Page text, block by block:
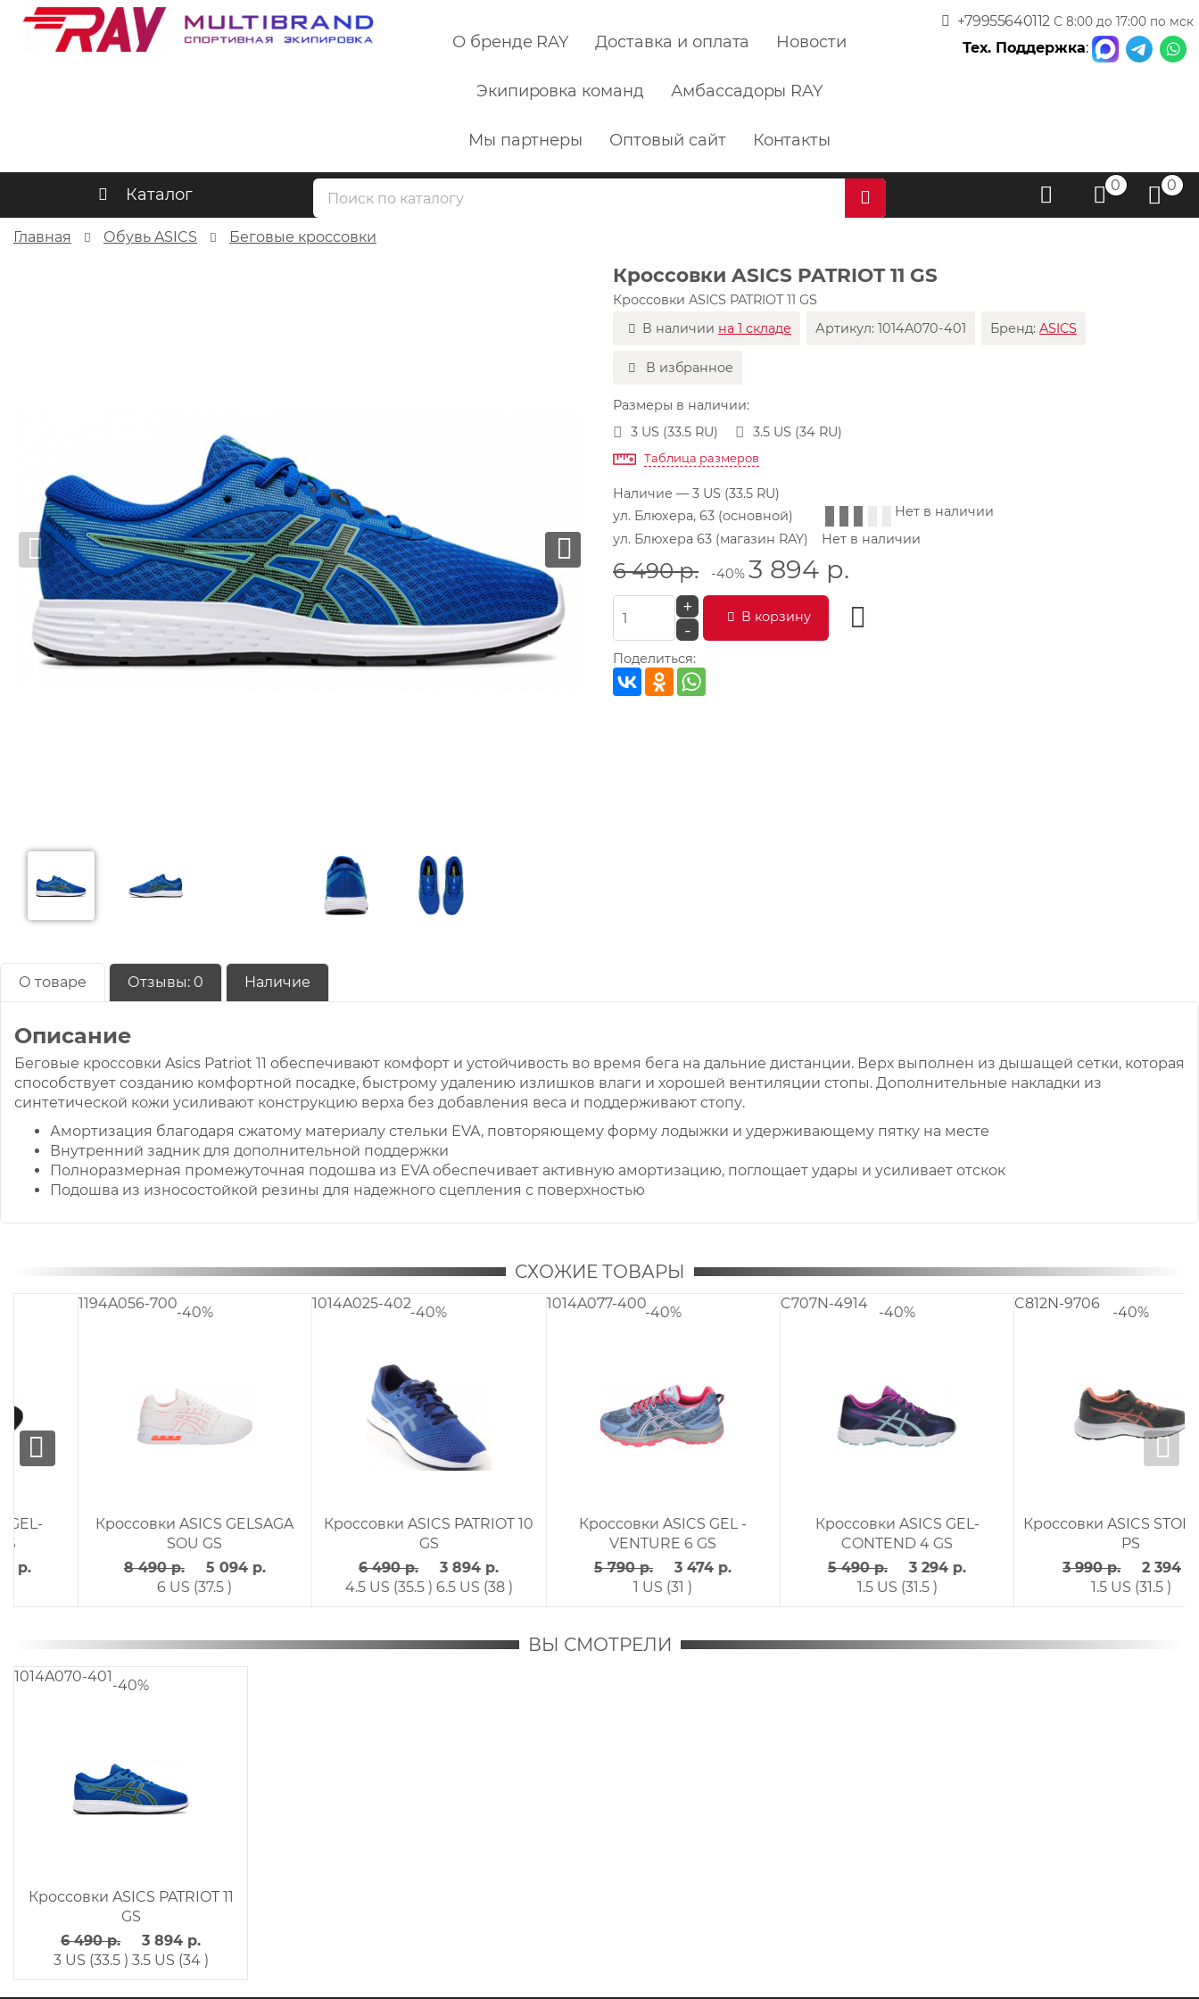
О бренде RAY Доставка и оплата Новости
Экипировка команд Амбассадоры RAY
Мы партнеры Оптовый сайт Контакты
+79955640112 С 8:00 до 17:00 по мск
Тех. Поддержка:
Каталог 0 0
Главная Обувь ASICS Беговые кроссовки
Кроссовки ASICS PATRIOT 11 GS
Кроссовки ASICS PATRIOT 11 GS
В наличии на 1 складе Артикул:1014A070-401 Бренд:ASICS
В избранное
Размеры в наличии:
3 US (33.5 RU)
3.5 US (34 RU)
Таблица размеров
Наличие — 3 US (33.5 RU)
ул. Блюхера, 63 (основной)
Нет в наличии
ул. Блюхера 63 (магазин RAY)
Нет в наличии
6 490 р. -40% 3 894 р.
+
-
В корзину
Поделиться:
О товаре Отзывы: 0 Наличие
Описание
Беговые кроссовки Asics Patriot 11 обеспечивают комфорт и устойчивость во время бега на дальние дистанции. Верх выполнен из дышащей сетки, которая
способствует созданию комфортной посадке, быстрому удалению излишков влаги и хорошей вентиляции стопы. Дополнительные накладки из
синтетической кожи усиливают конструкцию верха без добавления веса и поддерживают стопу.
Амортизация благодаря сжатому материалу стельки EVA, повторяющему форму лодыжки и удерживающему пятку на месте
Внутренний задник для дополнительной поддержки
Полноразмерная промежуточная подошва из EVA обеспечивает активную амортизацию, поглощает удары и усиливает отскок
Подошва из износостойкой резины для надежного сцепления с поверхностью
СХОЖИЕ ТОВАРЫ
1014A025-402
-40%
Кроссовки ASICS PATRIOT 10
3 894 р.
6.5 US (38 )
1014A077-400
-40%
Кроссовки ASICS GEL -
3 474 р.
1 US (31 )
C707N-4914
-40%
Кроссовки ASICS GEL-
CONTEND 4 GS
3 294 р.
1.5 US (31.5 )
C812N-9706
-40%
Кроссовки ASICS STORMER 2
PS
2 394 р.
1.5 US (31.5 )
C7A1N-9090
-40%
Кроссовки ASICS GEL-
KAYANO TRAINER EVO PS
3 714 р.
2.5 US (33 )
ВЫ СМОТРЕЛИ
1014A070-401
-40%
Кроссовки ASICS PATRIOT 11
GS
6 490 р.
3 894 р.
3 US (33.5 ) 3.5 US (34 )